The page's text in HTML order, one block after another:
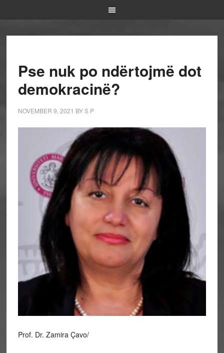
Pse nuk po ndërtojmë dot
demokracinë?
NOVEMBER 9, 2021 BYS P
Prof. Dr. Zamira Çavo/